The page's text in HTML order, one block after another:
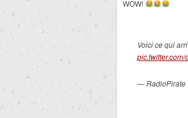
WOW!
Voici ce qui
pic.twitter.com/
— RadioPirate